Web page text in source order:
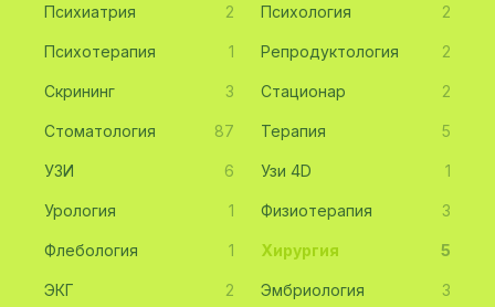
Психиатрия 2 Психология 2
Психотерапия 1 Репродуктология 2
Скрининг 3 Стационар 2
Стоматология 87 Терапия 5
УЗИ 6 Узи 4D 1
Урология 1 Физиотерапия 3
Флебология 1 Хирургия 5
ЭКГ 2 Эмбриология 3